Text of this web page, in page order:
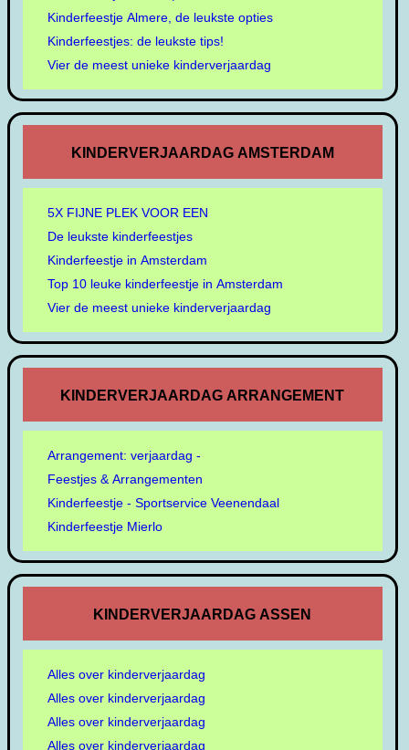
Kinderfeestje Almere, de leukste opties
Kinderfeestjes: de leukste tips!
Vier de meest unieke kinderverjaardag
KINDERVERJAARDAG AMSTERDAM
5X FIJNE PLEK VOOR EEN
De leukste kinderfeestjes
Kinderfeestje in Amsterdam
Top 10 leuke kinderfeestje in Amsterdam
Vier de meest unieke kinderverjaardag
KINDERVERJAARDAG ARRANGEMENT
Arrangement: verjaardag -
Feestjes & Arrangementen
Kinderfeestje - Sportservice Veenendaal
Kinderfeestje Mierlo
KINDERVERJAARDAG ASSEN
Alles over kinderverjaardag
Alles over kinderverjaardag
Alles over kinderverjaardag
Alles over kinderverjaardag